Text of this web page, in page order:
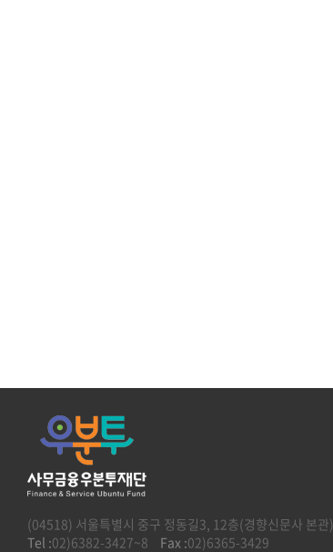
(04518) 서울특별시 중구 정동길3, 12층(경향신문사 본관)
Tel :02)6382-3427~8 Fax :02)6365-3429